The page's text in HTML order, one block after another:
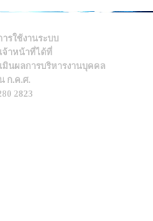
รใช้งานระบบ
จ้าหน้าที่ได้ที่
มินผลการบริหารงานบุคคล
ก.ค.ศ.
2823